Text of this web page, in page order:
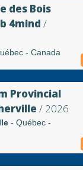
des Bois
4mind /
- Canada
Provincial
/ 2026
- Québec -